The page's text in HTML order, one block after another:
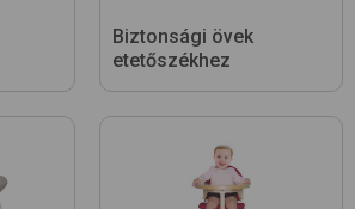
Biztonsági övek
etetőszékhez